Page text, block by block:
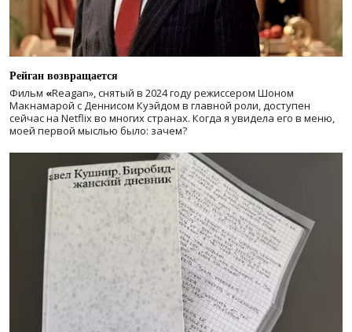
Рейган возвращается
Фильм «Reagan», снятый в 2024 годурежиссером Шоном
Макнамарой с Деннисом Куэйдом в главной роли, доступен
сейчас на Netflix во многих странах. Когда я увидела его в меню,
моей первой мыслью было: зачем?